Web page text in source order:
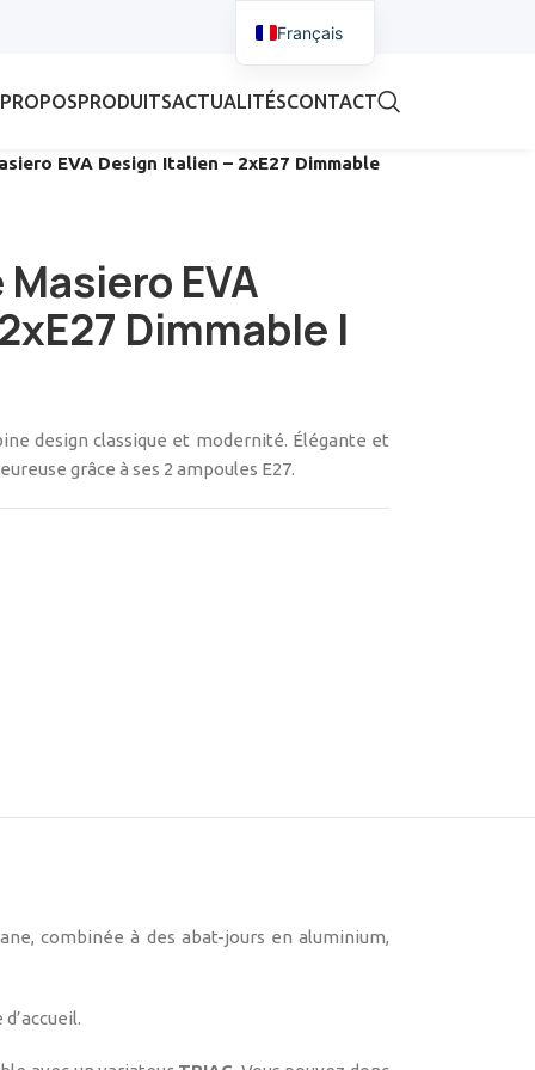
PRODUITSACTUALITÉSCONTACT
EVA Design Italien – 2xE27 Dimmable
EVA
Dimmable |
design classique et modernité. Élégante et
grâce à ses 2 ampoules E27.
combinée à des abat-jours en aluminium,
Français